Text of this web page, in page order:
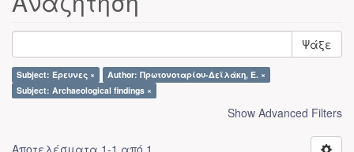
Ψάξε
Subject: Έρευνες ×
Author: Πρωτονοταρίου-Δεϊλάκη, Ε. ×
Subject: Archaeological findings ×
Show Advanced Filters
Αποτελέσματα 1-1 από 1